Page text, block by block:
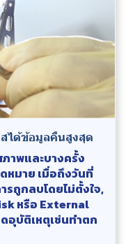
ได้ข้อมูลคืนสูงสุด
าพและบางครั้ง
หมาย เมื่อถึงวันที่
ถูกลบโดยไม่ตั้งใจ,
หรือ External
อุบัติเหตุเช่นทำตก